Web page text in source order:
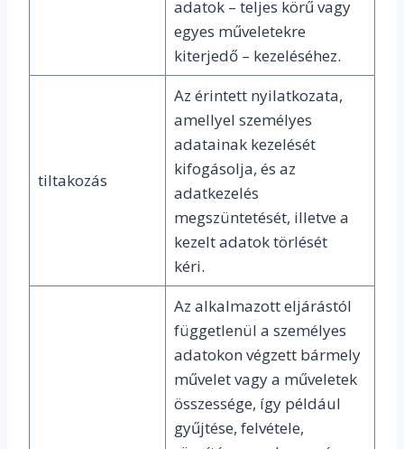
adatok – teljes körű vagy
egyes műveletekre
kiterjedő – kezeléséhez.
tiltakozás
Az érintett nyilatkozata,
amellyel személyes
adatainak kezelését
kifogásolja, és az
adatkezelés
megszüntetését, illetve a
kezelt adatok törlését
kéri.
Az alkalmazott eljárástól
függetlenül a személyes
adatokon végzett bármely
művelet vagy a műveletek
összessége, így például
gyűjtése, felvétele,